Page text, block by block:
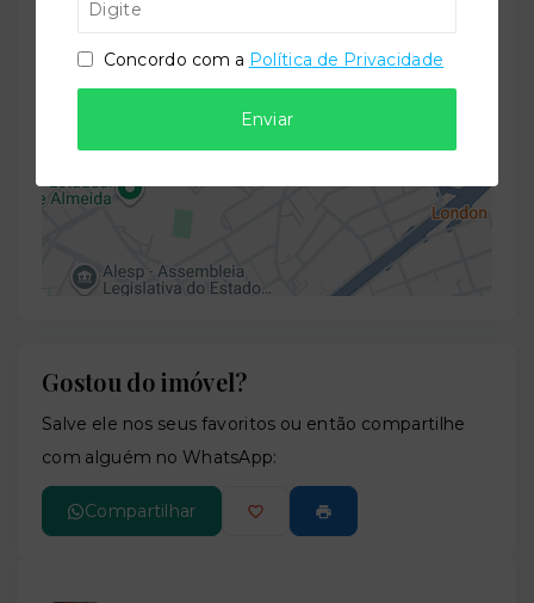
04008-030
+
Gostou do imóvel?
Salve ele nos seus favoritos ou então compartilhe
com alguém no WhatsApp:
Compartilhar
Concordo com a Política de Privacidade
Enviar